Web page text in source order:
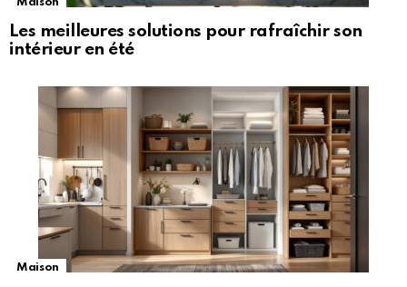
Les meilleures solutions pour rafraîchir son
intérieur en été
Maison